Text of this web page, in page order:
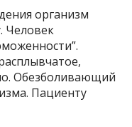
организм
Человек
Обезболивающий
Пациенту